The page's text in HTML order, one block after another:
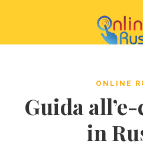
ONLINE
Guida
in